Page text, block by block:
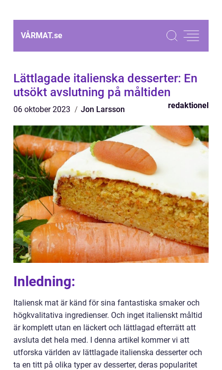
VÅRMAT.se
Lättlagade italienska desserter: En
utsökt avslutning på måltiden
06 oktober 2023 Jon Larsson redaktionel
Inledning:
Italiensk mat är känd för sina fantastiska smaker och
högkvalitativa ingredienser. Och inget italienskt måltid
är komplett utan en läckert och lättlagad efterrätt att
avsluta det hela med. I denna artikel kommer vi att
utforska världen av lättlagade italienska desserter och
ta en titt på olika typer av desserter, deras popularitet